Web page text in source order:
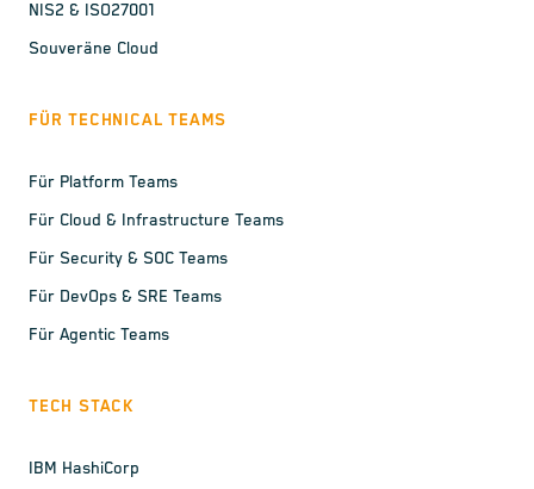
NIS2 & ISO27001
Souveräne Cloud
FÜR TECHNICAL TEAMS
Für Platform Teams
Für Cloud & Infrastructure Teams
Für Security & SOC Teams
Für DevOps & SRE Teams
Für Agentic Teams
TECH STACK
IBM HashiCorp